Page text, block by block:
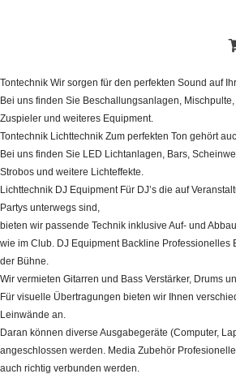
Tontechnik Wir sorgen für den perfekten Sound auf
Bei uns finden Sie Beschallungsanlagen,
Zuspieler und weiteres Equipment.
Tontechnik Lichttechnik Zum perfekten Ton gehört
Bei uns finden Sie LED Lichtanlagen, Bars,
Strobos und weitere Lichteffekte.
Lichttechnik DJ Equipment Für DJ’s die auf
Partys unterwegs sind,
bieten wir passende Technik inklusive Auf- und
wie im Club. DJ Equipment Backline Professionelles
der Bühne.
Wir vermieten Gitarren und Bass Verstärker, Drums
Für visuelle Übertragungen bieten wir Ihnen
Leinwände an.
Daran können diverse Ausgabegeräte (Computer,
angeschlossen werden. Media Zubehör
auch richtig verbunden werden.